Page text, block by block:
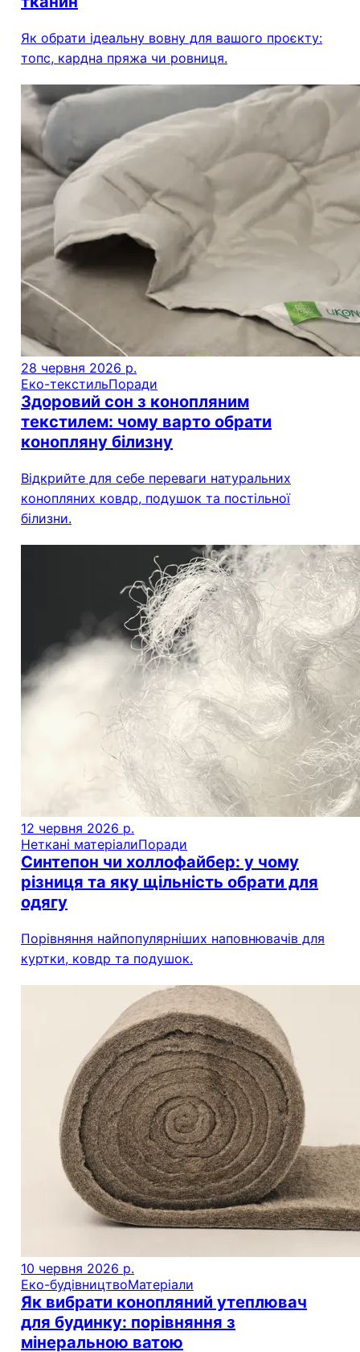
Як обрати ідеальну вовну для вашого проєкту:
топс, кардна пряжа чи ровниця.
28 червня 2026 р.
Еко-текстильПоради
Здоровий сон з конопляним
текстилем: чому варто обрати
конопляну білизну
Відкрийте для себе переваги натуральних
конопляних ковдр, подушок та постільної
білизни.
12 червня 2026 р.
Неткані матеріалиПоради
Синтепон чи холлофайбер: у чому
різниця та яку щільність обрати для
одягу
Порівняння найпопулярніших наповнювачів для
куртки, ковдр та подушок.
10 червня 2026 р.
Еко-будівництвоМатеріали
Як вибрати конопляний утеплювач
для будинку: порівняння з
мінеральною ватою